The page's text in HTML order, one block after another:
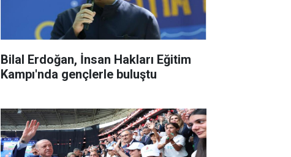
Bilal Erdoğan, İnsan Hakları Eğitim
Kampı'nda gençlerle buluştu